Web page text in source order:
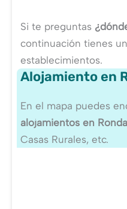
Si te preguntas
continuación tienes
establecimientos.
Alojamiento en
En el mapa puedes
alojamientos en Ronda
Casas Rurales, etc.